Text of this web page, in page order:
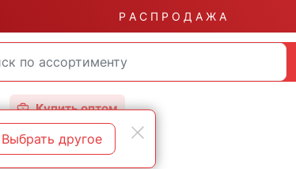
Р А С П Р О Д А Ж А
Купить оптом
Выбрать другое